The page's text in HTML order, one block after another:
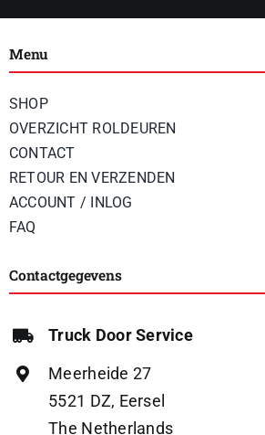
Menu
SHOP
OVERZICHT ROLDEUREN
CONTACT
RETOUR EN VERZENDEN
ACCOUNT / INLOG
FAQ
Contactgegevens
Truck Door Service
Meerheide 27
5521 DZ, Eersel
The Netherlands